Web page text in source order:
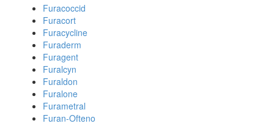
Furacoccid
Furacort
Furacycline
Furaderm
Furagent
Furalcyn
Furaldon
Furalone
Furametral
Furan-Ofteno